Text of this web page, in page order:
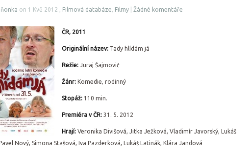
on 1 Kvě 2012 , Filmová databáze, Filmy Žádné komentáře
ČR, 2011
Originální název: Tady hlídám já
Režie: Juraj Šajmovič
Žánr: Komedie, rodinný
Stopáž: 110 min.
Premiéra v ČR: 31. 5. 2012
Hrají: Veronika Divišová, Jitka Ježková, Vladimír Javorský, Lukáš
Nový, Simona Stašová, Iva Pazderková, Lukáš Latinák, Klára Jandová